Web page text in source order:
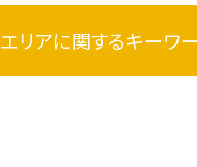
エリアに関するキーワ